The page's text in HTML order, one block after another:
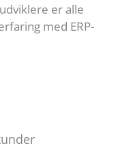
er alle
med ERP-